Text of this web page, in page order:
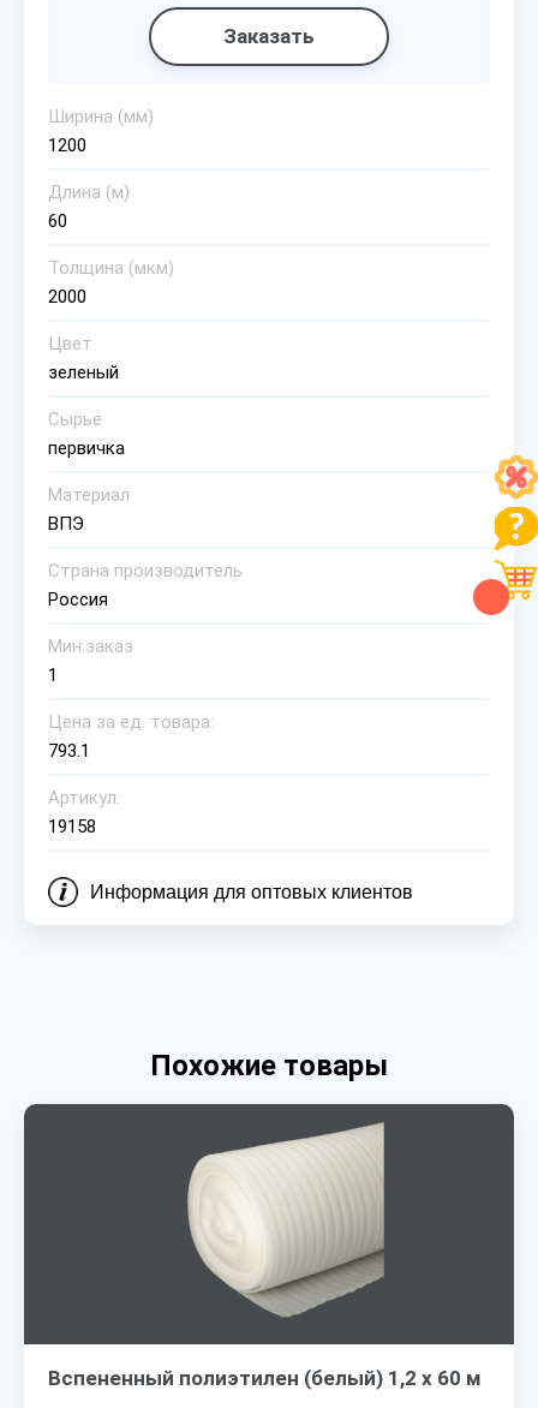
Заказать
Ширина (мм)
1200
Длина (м)
60
Толщина (мкм)
2000
Цвет
зеленый
Сырье
первичка
Материал
ВПЭ
Страна производитель
Россия
Мин.заказ
1
Цена за ед. товара:
793.1
Артикул:
19158
Информация для оптовых клиентов
Похожие товары
Вспененный полиэтилен (белый) 1,2 х 60 м